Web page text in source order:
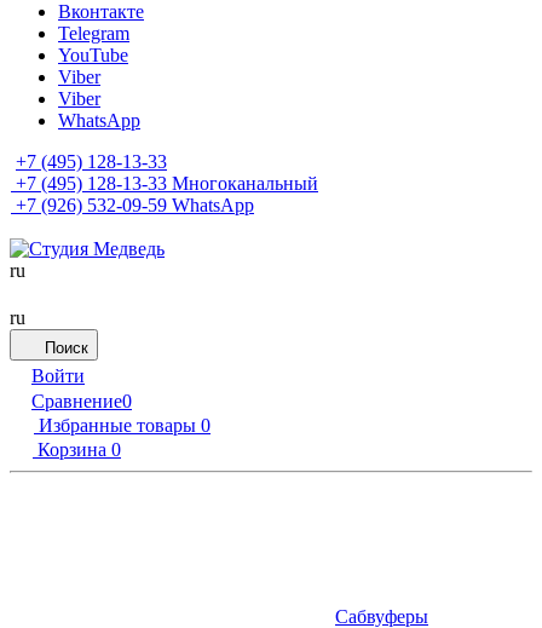
Вконтакте
Telegram
YouTube
Viber
Viber
WhatsApp
+7 (495) 128-13-33
+7 (495) 128-13-33 Многоканальный
+7 (926) 532-09-59 WhatsApp
ru
ru
Поиск
Войти
Сравнение0
Избранные товары 0
Корзина 0
Сабвуферы